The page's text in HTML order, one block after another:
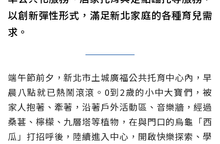
以創新彈性形式，滿足新北家庭的各種育兒需
求。
端午節前夕，新北市土城廣福公共托育中心內，早
晨八點就已熱鬧滾滾。0到2歲的小中大寶們，被
家人抱著、牽著，沿著戶外活動區、音樂牆，經過
桑葚、檸檬、九層塔等植物，在與門口的烏龜「西
瓜」打招呼後，陸續進入中心，開啟快樂探索、學